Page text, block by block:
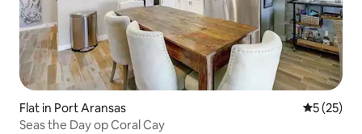
Flat in Port Aransas
5 (25)
Seas the Day op Coral Cay